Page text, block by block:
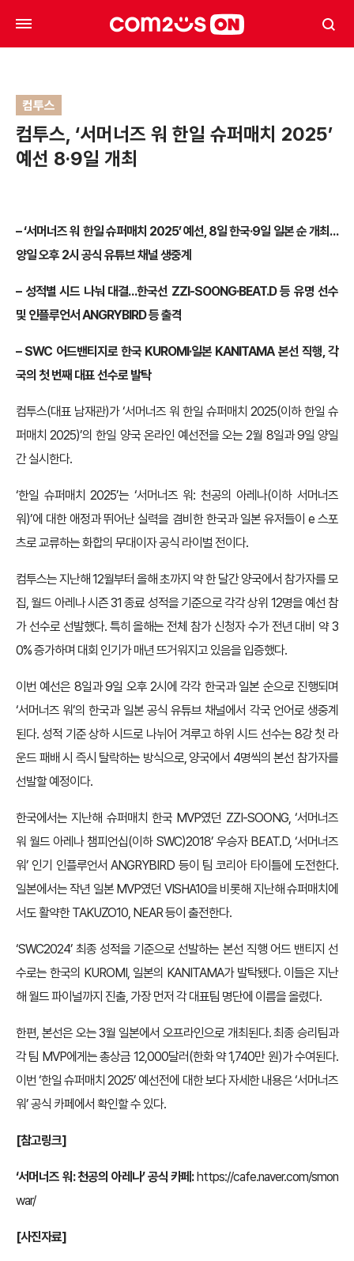
컴투스
컴투스, ‘서머너즈 워 한일 슈퍼매치 2025’
예선 8·9일 개최
– ‘서머너즈 워 한일 슈퍼매치 2025’ 예선, 8일 한국·9일 일본 순 개최…
양일 오후 2시 공식 유튜브 채널 생중계
– 성적별 시드 나눠 대결…한국선 ZZI-SOONG·BEAT.D 등 유명 선수
및 인플루언서 ANGRYBIRD 등 출격
– SWC 어드밴티지로 한국 KUROMI·일본 KANITAMA 본선 직행, 각
국의 첫 번째 대표 선수로 발탁
컴투스(대표 남재관)가 ‘서머너즈 워 한일 슈퍼매치 2025(이하 한일 슈
퍼매치 2025)’의 한일 양국 온라인 예선전을 오는 2월 8일과 9일 양일
간 실시한다.
‘한일 슈퍼매치 2025’는 ‘서머너즈 워: 천공의 아레나(이하 서머너즈
워)’에 대한 애정과 뛰어난 실력을 겸비한 한국과 일본 유저들이 e 스포
츠로 교류하는 화합의 무대이자 공식 라이벌 전이다.
컴투스는 지난해 12월부터 올해 초까지 약 한 달간 양국에서 참가자를 모
집, 월드 아레나 시즌 31 종료 성적을 기준으로 각각 상위 12명을 예선 참
가 선수로 선발했다. 특히 올해는 전체 참가 신청자 수가 전년 대비 약 3
0% 증가하며 대회 인기가 매년 뜨거워지고 있음을 입증했다.
이번 예선은 8일과 9일 오후 2시에 각각 한국과 일본 순으로 진행되며
‘서머너즈 워’의 한국과 일본 공식 유튜브 채널에서 각국 언어로 생중계
된다. 성적 기준 상하 시드로 나뉘어 겨루고 하위 시드 선수는 8강 첫 라
운드 패배 시 즉시 탈락하는 방식으로, 양국에서 4명씩의 본선 참가자를
선발할 예정이다.
한국에서는 지난해 슈퍼매치 한국 MVP였던 ZZI-SOONG, ‘서머너즈
워 월드 아레나 챔피언십(이하 SWC)2018’ 우승자 BEAT.D, ‘서머너즈
워’ 인기 인플루언서 ANGRYBIRD 등이 팀 코리아 타이틀에 도전한다.
일본에서는 작년 일본 MVP였던 VISHA10을 비롯해 지난해 슈퍼매치에
서도 활약한 TAKUZO10, NEAR 등이 출전한다.
‘SWC2024’ 최종 성적을 기준으로 선발하는 본선 직행 어드 밴티지 선
수로는 한국의 KUROMI, 일본의 KANITAMA가 발탁됐다. 이들은 지난
해 월드 파이널까지 진출, 가장 먼저 각 대표팀 명단에 이름을 올렸다.
한편, 본선은 오는 3월 일본에서 오프라인으로 개최된다. 최종 승리팀과
각 팀 MVP에게는 총상금 12,000달러(한화 약 1,740만 원)가 수여된다.
이번 ‘한일 슈퍼매치 2025’ 예선전에 대한 보다 자세한 내용은 ‘서머너즈
워’ 공식 카페에서 확인할 수 있다.
[참고링크]
‘서머너즈 워: 천공의 아레나’ 공식 카페:https://cafe.naver.com/smon
war/
[사진자료]